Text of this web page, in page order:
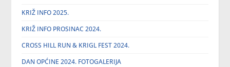
KRIŽ INFO 2025.
KRIŽ INFO PROSINAC 2024.
CROSS HILL RUN & KRIGL FEST 2024.
DAN OPĆINE 2024. FOTOGALERIJA